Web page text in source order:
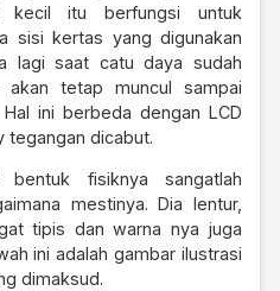
kecil itu berfungsi untuk
sisi kertas yang digunakan
lagi saat catu daya sudah
tetap muncul sampai
ini berbeda dengan LCD
tegangan dicabut.
fisiknya sangatlah
mestinya. Dia lentur,
tipis dan warna nya juga
ini adalah gambar ilustrasi
dimaksud.